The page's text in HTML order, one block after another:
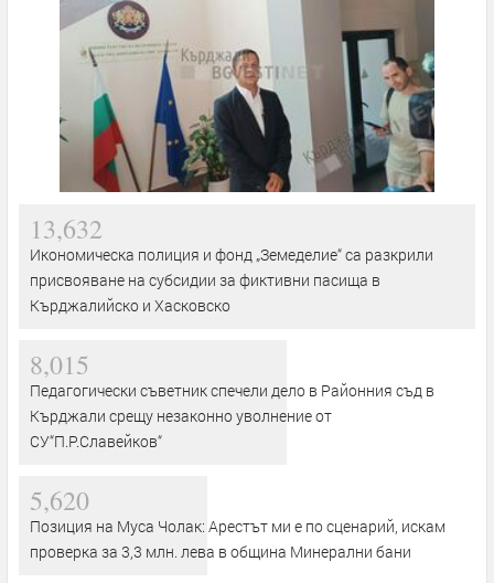
13,632
Икономическа полиция и фонд „Земеделие“ са разкрили
присвояване на субсидии за фиктивни пасища в
Кърджалийско и Хасковско
8,015
Педагогически съветник спечели дело в Районния съд в
Кърджали срещу незаконно уволнение от
СУ“П.Р.Славейков“
5,620
Позиция на Муса Чолак: Арестът ми е по сценарий, искам
проверка за 3,3 млн. лева в община Минерални бани